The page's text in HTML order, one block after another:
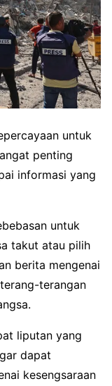
untuk
penting
informasi yang
untuk
takut atau pilih
berita mengenai
terangan
liputan yang
dapat
kesengsaraan